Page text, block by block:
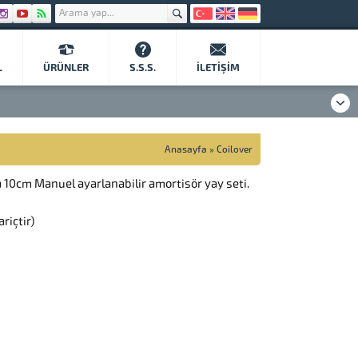
ÜRÜNLER S.S.S. İLETIŞIM
Anasayfa » Coilover
10cm Manuel ayarlanabilir amortisör yay seti.